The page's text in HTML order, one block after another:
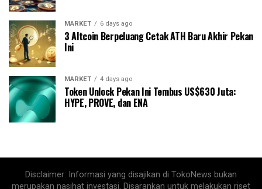
MARKET 6 days ago
3 Altcoin Berpeluang Cetak ATH Baru Akhir Pekan
Ini
MARKET 4 days ago
Token Unlock Pekan Ini Tembus US$630 Juta:
HYPE, PROVE, dan ENA
Disclaimer: Informasi yang disajikan di TokoNews bukan
merupakan nasihat investasi. Disarankan untuk melakukan riset